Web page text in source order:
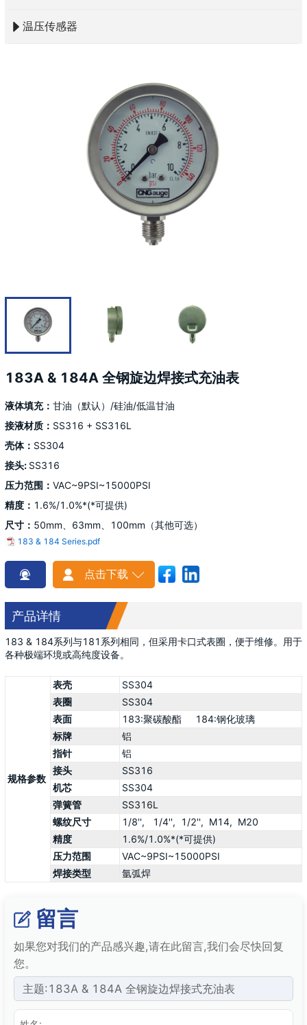
温压传感器
183A & 184A 全钢旋边焊接式充油表
液体填充： 甘油（默认）/硅油/低温甘油
接液材质： SS316 + SS316L
壳体： SS304
接头: SS316
压力范围： VAC~9PSI~15000PSI
精度： 1.6%/1.0%*(*可提供)
尺寸： 50mm、63mm、100mm（其他可选）
183 & 184 Series.pdf
点击下载 
产品详情
183 & 184系列与181系列相同，但采用卡口式表圈，便于维修。用于
各种极端环境或高纯度设备。
规格参数
表壳
SS304
表圈
SS304
表面
183:聚碳酸酯 184:钢化玻璃
标牌
铝
指针
铝
接头
SS316
机芯
SS304
弹簧管
SS316L
螺纹尺寸
1/8'', 1/4'', 1/2'', M14, M20
精度
1.6%/1.0%*(*可提供)
压力范围
VAC~9PSI~15000PSI
焊接类型
氩弧焊
留言
如果您对我们的产品感兴趣,请在此留言,我们会尽快回复
您。
主题:183A & 184A 全钢旋边焊接式充油表